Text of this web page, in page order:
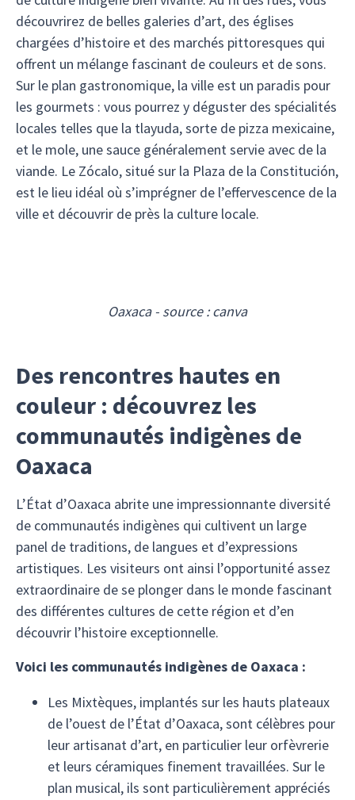
découvrirez de belles galeries d’art, des églises
chargées d’histoire et des marchés pittoresques qui
offrent un mélange fascinant de couleurs et de sons.
Sur le plan gastronomique, la ville est un paradis pour
les gourmets : vous pourrez y déguster des spécialités
locales telles que la tlayuda, sorte de pizza mexicaine,
et le mole, une sauce généralement servie avec de la
viande. Le Zócalo, situé sur la Plaza de la Constitución,
est le lieu idéal où s’imprégner de l’effervescence de la
ville et découvrir de près la culture locale.
Oaxaca - source : canva
Des rencontres hautes en
couleur : découvrez les
communautés indigènes de
Oaxaca
L’État d’Oaxaca abrite une impressionnante diversité
de communautés indigènes qui cultivent un large
panel de traditions, de langues et d’expressions
artistiques. Les visiteurs ont ainsi l’opportunité assez
extraordinaire de se plonger dans le monde fascinant
des différentes cultures de cette région et d’en
découvrir l’histoire exceptionnelle.
Voici les communautés indigènes de Oaxaca :
Les Mixtèques, implantés sur les hauts plateaux
de l’ouest de l’État d’Oaxaca, sont célèbres pour
leur artisanat d’art, en particulier leur orfèvrerie
et leurs céramiques finement travaillées. Sur le
plan musical, ils sont particulièrement appréciés